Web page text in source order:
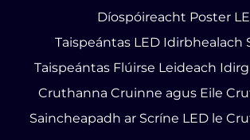
Díospóireacht Poster
Taispeántas LED Idirbhealach
Taispeántas Flúirse Leideach
Cruthanna Cruinne agus Eile
Saincheapadh ar Scríne LED le